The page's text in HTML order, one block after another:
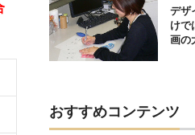
デザ
けで
画の
おすすめコンテンツ